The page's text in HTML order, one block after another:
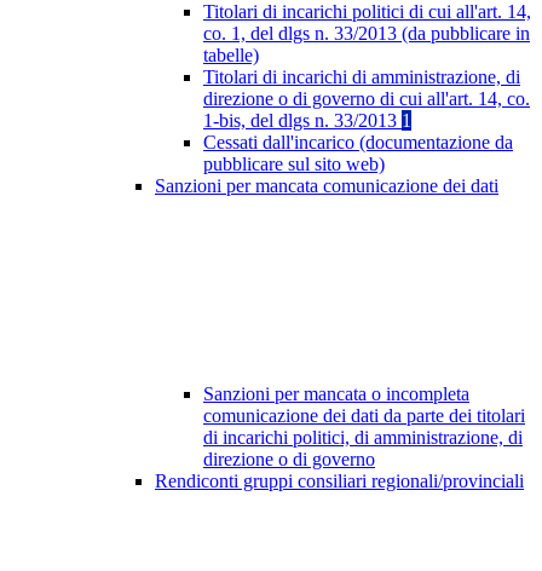
Titolari di incarichi politici di cui all'art. 14,
co. 1, del dlgs n. 33/2013 (da pubblicare in
tabelle)
Titolari di incarichi di amministrazione, di
direzione o di governo di cui all'art. 14, co.
1-bis, del dlgs n. 33/2013 1
Cessati dall'incarico (documentazione da
pubblicare sul sito web)
Sanzioni per mancata comunicazione dei dati
Sanzioni per mancata o incompleta
comunicazione dei dati da parte dei titolari
di incarichi politici, di amministrazione, di
direzione o di governo
Rendiconti gruppi consiliari regionali/provinciali